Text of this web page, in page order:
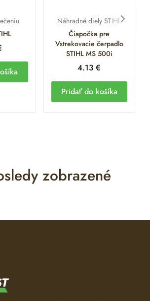
Náhradné diely STIHL
Čiapočka pre
Vstrekovacie čerpadlo
STIHL MS 500i
4.13€
Pridať do košíka
zobrazené